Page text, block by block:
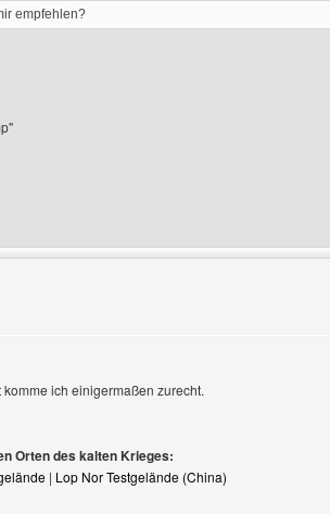
empfehlen?
ich einigermaßen zurecht.
Orten des kalten Krieges:
| Lop Nor Testgelände (China)